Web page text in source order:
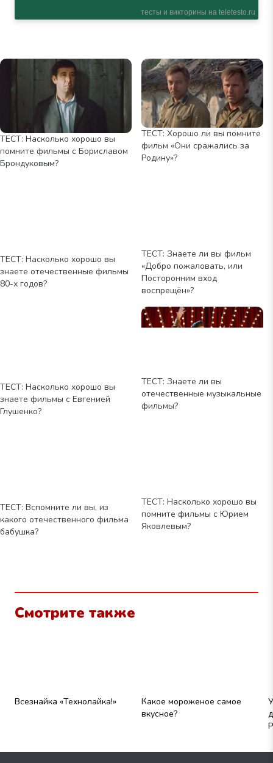
ТЕСТ: Насколько хорошо вы
помните фильмы с Бориславом
Брондуковым?
ТЕСТ: Хорошо ли вы помните
фильм «Они сражались за
Родину»?
ТЕСТ: Насколько хорошо вы
знаете отечественные фильмы
80-х годов?
ТЕСТ: Знаете ли вы фильм
«Добро пожаловать, или
Посторонним вход
воспрещён»?
ТЕСТ: Насколько хорошо вы
знаете фильмы с Евгенией
Глушенко?
ТЕСТ: Знаете ли вы
отечественные музыкальные
фильмы?
ТЕСТ: Вспомните ли вы, из
какого отечественного фильма
бабушка?
ТЕСТ: Насколько хорошо вы
помните фильмы с Юрием
Яковлевым?
Смотрите также
Всезнайка «Технолайка!»
Какое мороженое самое
вкусное?